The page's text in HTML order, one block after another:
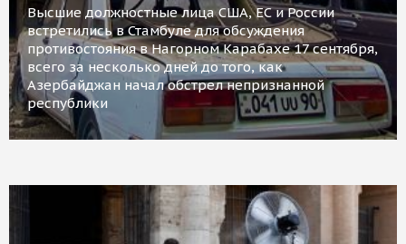
Высшие должностные лица США, ЕС и России
встретились в Стамбуле для обсуждения
противостояния в Нагорном Карабахе 17 сентября,
всего за несколько дней до того, как
Азербайджан начал обстрел непризнанной
республики